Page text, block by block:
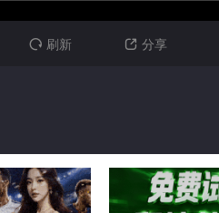
 刷新  分享